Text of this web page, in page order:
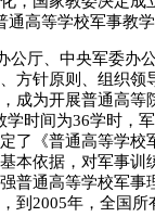
通高等学校军事教
公厅、中央军委办
方针原则、组织
成为开展普通高
学时间为36学时，
了《普通高等学
本依据，对军事
普通高等学校军
到2005年，全国